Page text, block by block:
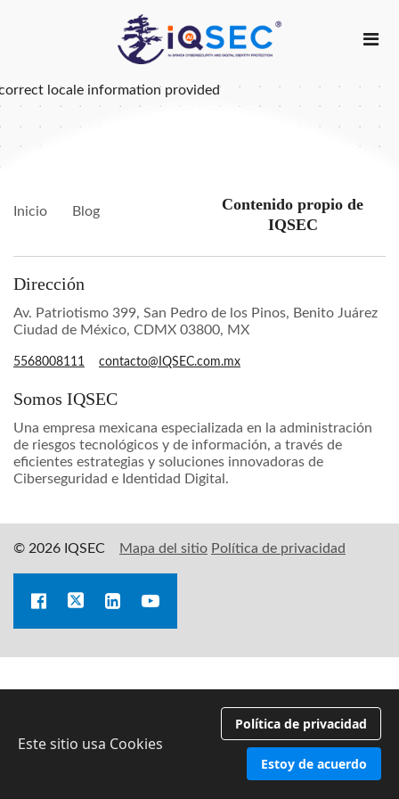
locale information provided
Inicio Blog
Contenido propio de
IQSEC
Dirección
Av. Patriotismo 399, San Pedro de los Pinos, Benito Juárez
Ciudad de México, CDMX 03800, MX
5568008111 contacto@IQSEC.com.mx
Somos IQSEC
Una empresa mexicana especializada en la administración
de riesgos tecnológicos y de información, a través de
eficientes estrategias y soluciones innovadoras de
Ciberseguridad e Identidad Digital.
© 2026 IQSEC Mapa del sitio Política de privacidad
Este sitio usa Cookies
Política de privacidad
Estoy de acuerdo